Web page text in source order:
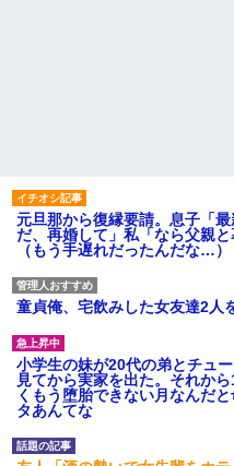
元旦那から復縁要請。息子「
だ、再婚して」私「なら父親
（もう手遅れだったんだな…）
童貞俺、宅飲みした女友達2人
小学生の妹が20代の弟とチュ
見てから実家を出た。それか
くもう堕胎できない月なんだ
タあんてな